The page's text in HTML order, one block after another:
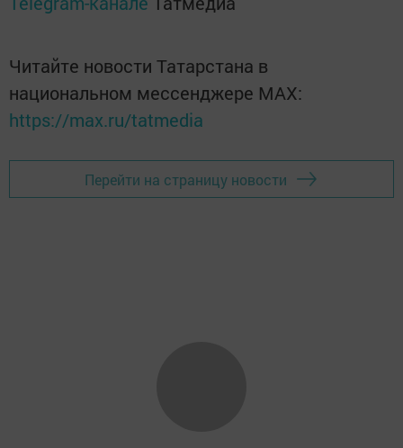
Читайте новости Татарстана в
национальном мессенджере MАХ:
https://max.ru/tatmedia
Перейти на страницу новости